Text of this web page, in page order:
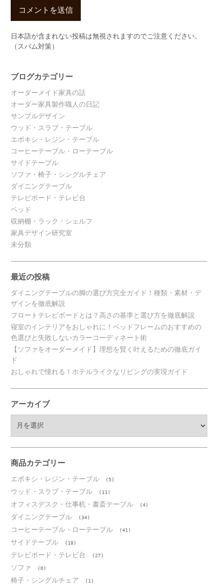
日本語が含まれない投稿は無視されますのでご注意ください。
（スパム対策）
ブログカテゴリー
オーダーメイド家具の話
オーダー家具製作職人の日記
サンプルデザイン
ウッド・スラブ・テーブル
エポキシ・レジン・テーブル
コーヒーテーブル・ローテーブル
サイドテーブル
ソファ・椅子・シングルチェア
ダイニングテーブル
テレビボード・テレビ台
ベッド
収納棚・ラック・シェルフ
家具デザイン研究室
未分類
最近の投稿
ダイニングテーブルの脚の選び方完全ガイド！種類・素材・デ
ザインを徹底解説
フロートテレビボードとは？高さの基準と選び方を徹底解説
寝室のインテリアをおしゃれに！ベッドフレームのおすすめの
色選びと失敗しないカラーコーディネート術
【ソファをオーダーメイド】理想を賢く叶えるための徹底ガイ
ド
おしゃれで憧れる！ホテルライクなリビングの実現ガイド
アーカイブ
ブ
商品カテゴリー
エポキシ・レジン・テーブル (5)
ウッド・スラブ・テーブル (11)
オフィスデスク・仕事机・書斎テーブル (4)
ダイニングテーブル (34)
コーヒーテーブル・ローテーブル (41)
サイドテーブル (18)
テレビボード・テレビ台 (27)
ソファ (0)
椅子・シングルチェア (1)